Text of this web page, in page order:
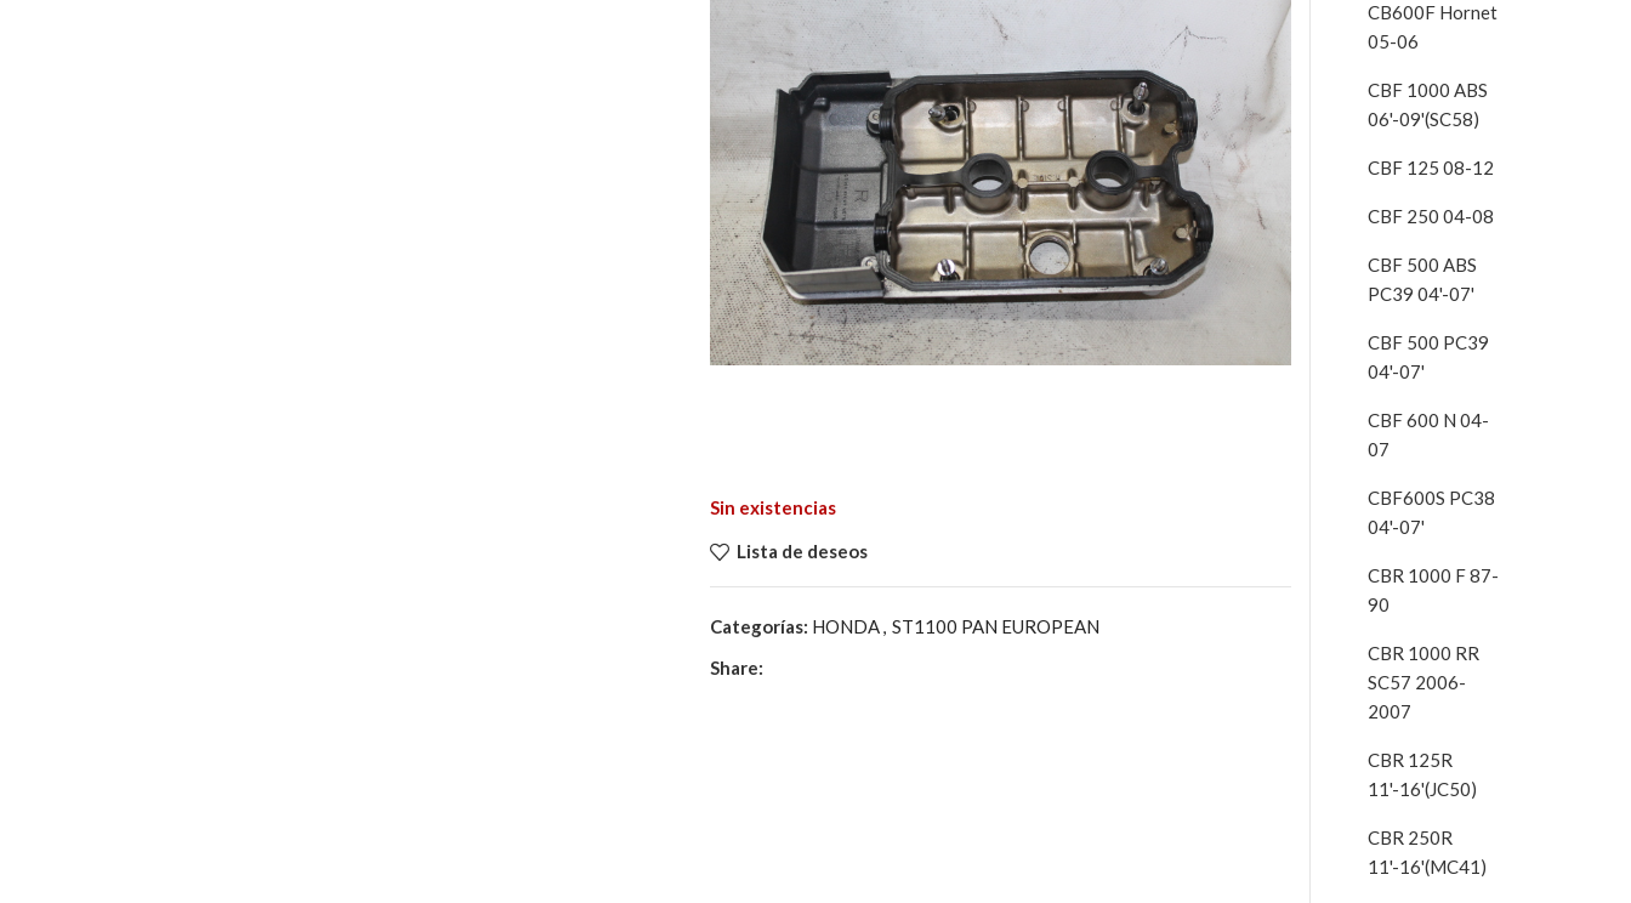
Sin existencias
Lista de deseos
Categorías: HONDA, ST1100 PAN EUROPEAN
Share:
CB600F Hornet
05-06
CBF 1000 ABS
06'-09'(SC58)
CBF 125 08-12
CBF 250 04-08
CBF 500 ABS
PC39 04'-07'
CBF 500 PC39
04'-07'
CBF 600 N 04-
07
CBF600S PC38
04'-07'
CBR 1000 F 87-
90
CBR 1000 RR
SC57 2006-
2007
CBR 125R
11'-16'(JC50)
CBR 250R
11'-16'(MC41)